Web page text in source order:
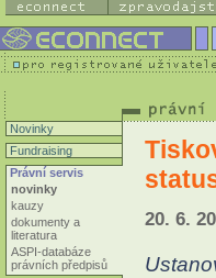
Novinky
Fundraising
Právní servis
novinky
kauzy
dokumenty a
literatura
ASPI-databáze
právních předpisů
20. 6.